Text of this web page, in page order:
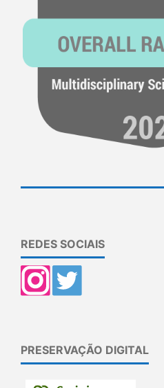
REDES SOCIAIS
PRESERVAÇÃO DIGITAL